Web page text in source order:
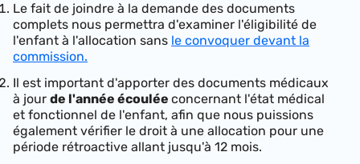
Le fait de joindre à la demande des documents
complets nous permettra d'examiner l'éligibilité de
l'enfant à l'allocation sans le convoquer devant la
commission.
Il est important d'apporter des documents médicaux
à jour de l'année écoulée concernant l'état médical
et fonctionnel de l'enfant, afin que nous puissions
également vérifier le droit à une allocation pour une
période rétroactive allant jusqu'à 12 mois.